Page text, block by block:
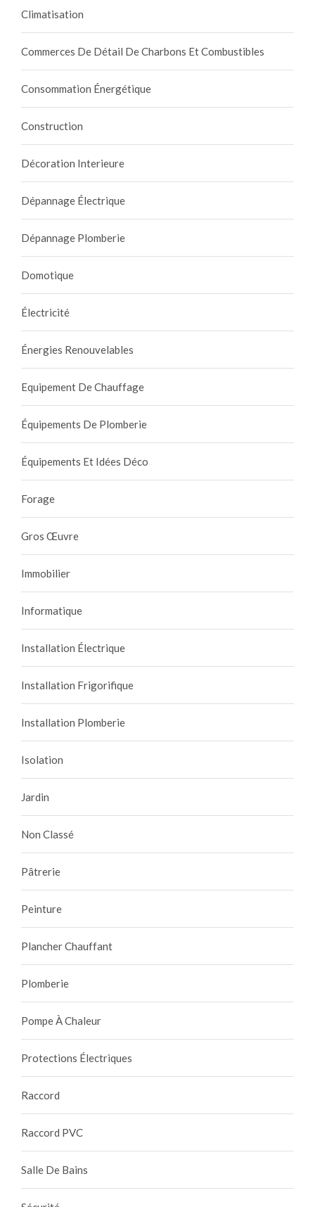
Climatisation
Commerces De Détail De Charbons Et Combustibles
Consommation Énergétique
Construction
Décoration Interieure
Dépannage Électrique
Dépannage Plomberie
Domotique
Électricité
Énergies Renouvelables
Equipement De Chauffage
Équipements De Plomberie
Équipements Et Idées Déco
Forage
Gros Œuvre
Immobilier
Informatique
Installation Électrique
Installation Frigorifique
Installation Plomberie
Isolation
Jardin
Non Classé
Pâtrerie
Peinture
Plancher Chauffant
Plomberie
Pompe À Chaleur
Protections Électriques
Raccord
Raccord PVC
Salle De Bains